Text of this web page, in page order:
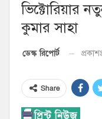
ভিক্টোরিয়ার
কুমার সাহা
ডেস্ক রিপোর্ট প্রকাশঃ
Share